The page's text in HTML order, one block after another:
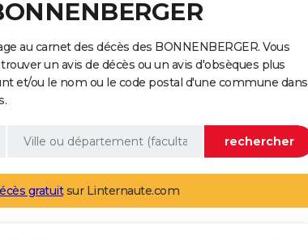
au carnet des décès des BONNENBERGER. Vous
un avis de décès ou un avis d'obsèques plus
et/ou le nom ou le code postal d'une commune dans
gratuitsur Linternaute.com